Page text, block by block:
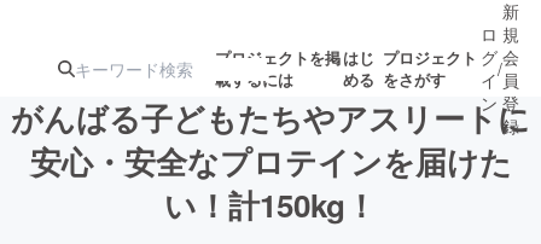
プロジェクトを掲
載するには
はじ
める
プロジェクト
をさがす
注目の新着プロ募集終了が近いプ
ロジェクト
ロ
グ
イ
ン
/
新
規
会
員
登
録
がんばる子どもたちやアスリートに
安心・安全なプロテインを届けた
い！計150kg！